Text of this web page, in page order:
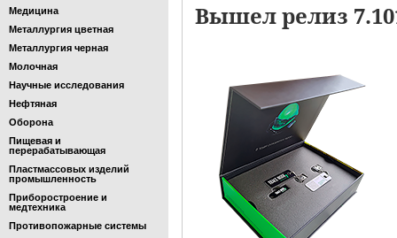
Медицина
Металлургия цветная
Металлургия черная
Молочная
Научные исследования
Нефтяная
Оборона
Пищевая и
перерабатывающая
Пластмассовых изделий
промышленность
Приборостроение и
медтехника
Противопожарные системы
Вышел релиз